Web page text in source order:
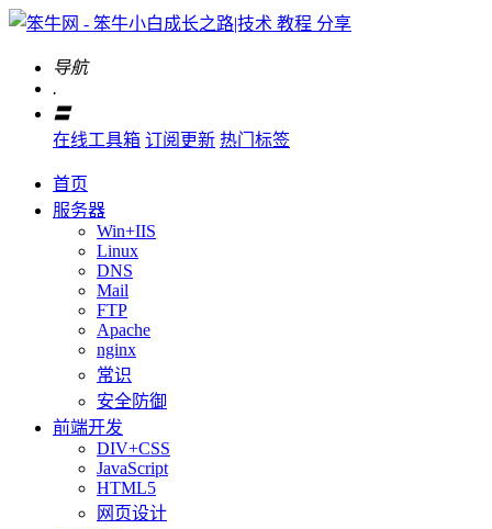
导航
.
〓
在线工具箱 订阅更新 热门标签
首页
服务器
Win+IIS
Linux
DNS
Mail
FTP
Apache
nginx
常识
安全防御
前端开发
DIV+CSS
JavaScript
HTML5
网页设计